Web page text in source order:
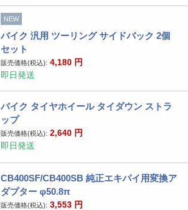
NEW
バイク 汎用 ツーリング サイドバック 2個
セット
販売価格(税込): 4,180 円
即日発送
バイク タイヤホイール タイダウン ストラ
ップ
販売価格(税込): 2,640 円
即日発送
CB400SF/CB400SB 純正エキパイ用変換ア
ダプター φ50.8π
販売価格(税込): 3,553 円